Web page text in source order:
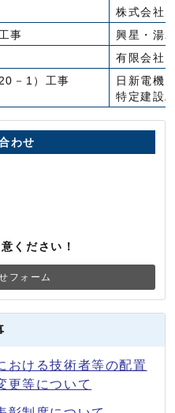
株式会社
事
興星・湯
有限会社
－1）工事
日新電機
特定建設
わせ
ください！
フォーム
おける技術者等の配置
更等について